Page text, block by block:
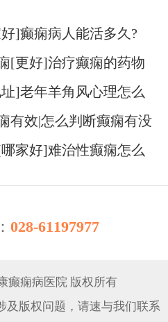
]癫痫病人能活多久?
[更好]治疗癫痫的药物
]老年羊角风心理怎么
有效|怎么判断癫痫有没
家好]难治性癫痫怎么
028-61197977
癫痫病医院 版权所有
及版权问题，请速与我们联系